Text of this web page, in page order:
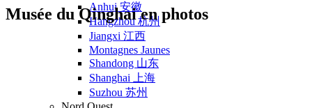
Anhui 安徽
Hangzhou 杭州
Jiangxi 江西
Montagnes Jaunes
Shandong 山东
Shanghai 上海
Suzhou 苏州
Musée du Qinghai en photos